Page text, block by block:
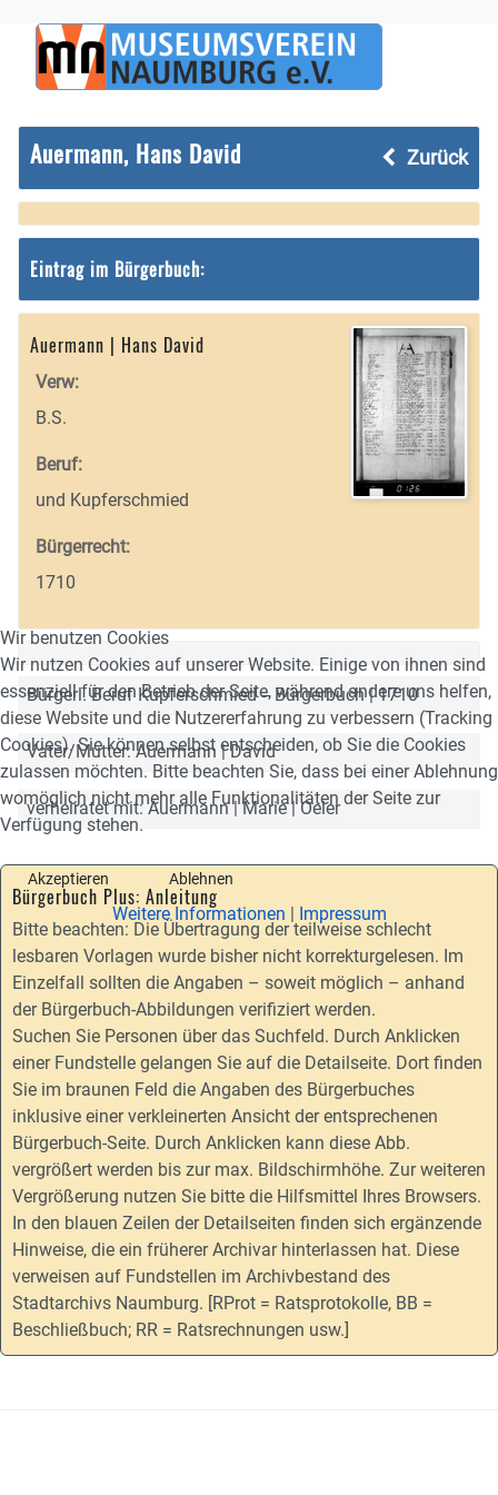
Zurück
Auermann, Hans David
Eintrag im Bürgerbuch:
Auermann | Hans David
Verw:
B.S.
Beruf:
und Kupferschmied
Bürgerrecht:
1710
Bürgerl. Beruf Kupferschmied -- Bürgerbuch | 1710
Vater/Mutter: Auermann | David
verheiratet mit: Auermann | Marie | Oeler
Bürgerbuch Plus: Anleitung
Bitte beachten: Die Übertragung der teilweise schlecht
lesbaren Vorlagen wurde bisher nicht korrekturgelesen. Im
Einzelfall sollten die Angaben – soweit möglich – anhand
der Bürgerbuch-Abbildungen verifiziert werden.
Suchen Sie Personen über das Suchfeld. Durch Anklicken
einer Fundstelle gelangen Sie auf die Detailseite. Dort finden
Sie im braunen Feld die Angaben des Bürgerbuches
inklusive einer verkleinerten Ansicht der entsprechenen
Bürgerbuch-Seite. Durch Anklicken kann diese Abb.
vergrößert werden bis zur max. Bildschirmhöhe. Zur weiteren
Vergrößerung nutzen Sie bitte die Hilfsmittel Ihres Browsers.
In den blauen Zeilen der Detailseiten finden sich ergänzende
Hinweise, die ein früherer Archivar hinterlassen hat. Diese
verweisen auf Fundstellen im Archivbestand des
Stadtarchivs Naumburg. [RProt = Ratsprotokolle, BB =
Beschließbuch; RR = Ratsrechnungen usw.]
Wir benutzen Cookies
Wir nutzen Cookies auf unserer Website. Einige von ihnen sind
essenziell für den Betrieb der Seite, während andere uns helfen,
diese Website und die Nutzererfahrung zu verbessern (Tracking
Cookies). Sie können selbst entscheiden, ob Sie die Cookies
zulassen möchten. Bitte beachten Sie, dass bei einer Ablehnung
womöglich nicht mehr alle Funktionalitäten der Seite zur
Verfügung stehen.
Akzeptieren Ablehnen
Weitere Informationen | Impressum